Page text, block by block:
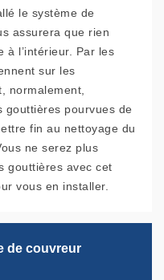
le système de
assurera que rien
à l’intérieur. Par les
sur les
normalement,
gouttières pourvues de
fin au nettoyage du
ne serez plus
gouttières avec cet
vous en installer.
de couvreur